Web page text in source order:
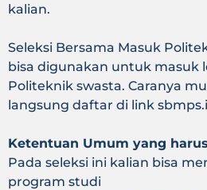
kalian.
Seleksi Bersama Masuk
bisa digunakan untuk masuk
Politeknik swasta. Caranya
langsung daftar di link
Ketentuan Umum yang
Pada seleksi ini kalian bisa
program studi